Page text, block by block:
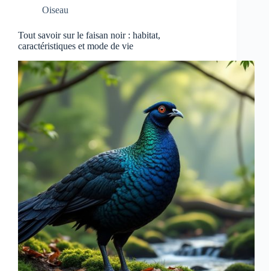
Oiseau
Tout savoir sur le faisan noir : habitat,
caractéristiques et mode de vie